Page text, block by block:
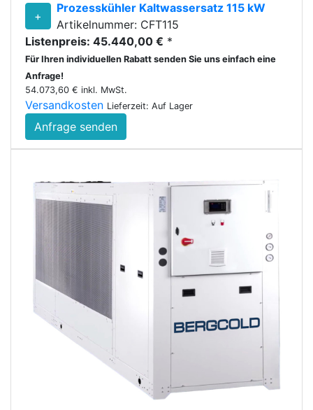
+
Prozesskühler Kaltwassersatz 115 kW
Artikelnummer: CFT115
Listenpreis: 45.440,00 € *
Für Ihren individuellen Rabatt senden Sie uns einfach eine
Anfrage!
54.073,60 € inkl. MwSt.
Versandkosten Lieferzeit: Auf Lager
Anfrage senden